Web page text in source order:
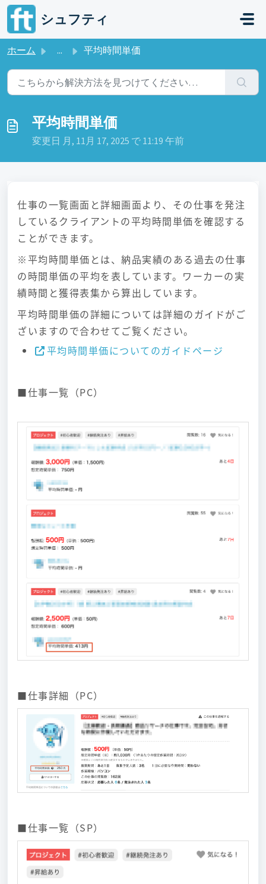
メインコンテンツに移動
シュフティ
ホーム ... 平均時間単価
平均時間単価
変更日 月, 11月 17, 2025 で 11:19 午前
仕事の一覧画面と詳細画面より、その仕事を発注
しているクライアントの平均時間単価を確認する
ことができます。
※平均時間単価とは、納品実績のある過去の仕事
の時間単価の平均を表しています。ワーカーの実
績時間と獲得表集から算出しています。
平均時間単価の詳細については詳細のガイドがご
ざいますので合わせてご覧ください。
平均時間単価についてのガイドページ
■仕事一覧（PC）
■仕事詳細（PC）
■仕事一覧（SP）